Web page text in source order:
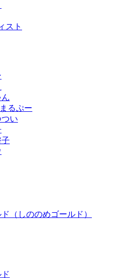
スト
ん
るぷー
い
（しののめゴールド）